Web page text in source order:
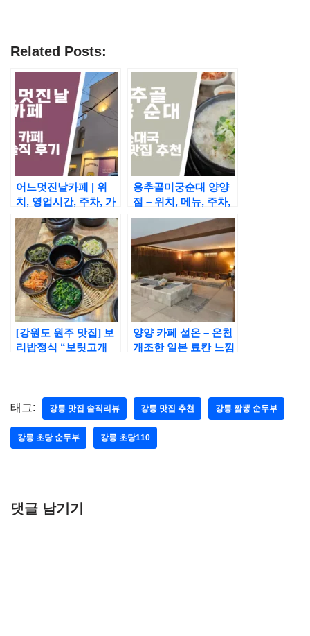
Related Posts:
어느멋진날카페 | 위
치, 영업시간, 주차, 가
격 정보 솔직후기
용추골미궁순대 양양
점 – 위치, 메뉴, 주차,
가격 정보 | 인생 순댓
국 맛집
[강원도 원주 맛집] 보
리밥정식 “보릿고개
양양 카페 설온 – 온천
개조한 일본 료칸 느낌
태그: 강릉 맛집 솔직리뷰 강릉 맛집 추천 강릉 짬뽕 순두부
강릉 초당 순두부 강릉 초당110
댓글 남기기